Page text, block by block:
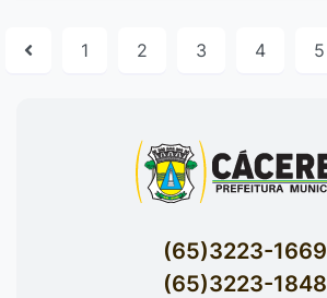
1 2 3 4 5
(65)3223-1669
(65)3223-1848